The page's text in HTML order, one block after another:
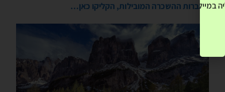
בחברות ההשכרה המובילות, הקליקו כאן…
במייל שלך! »